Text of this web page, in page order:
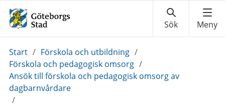
Du
är
här:
Start / Förskola och utbildning /
Förskola och pedagogisk omsorg /
Ansök till förskola och pedagogisk omsorg av
dagbarnvårdare
/